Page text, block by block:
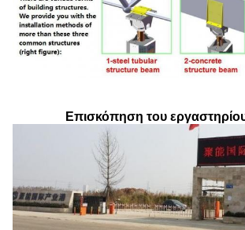
Επισκόπηση του